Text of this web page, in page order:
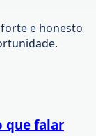
e honesto
que falar